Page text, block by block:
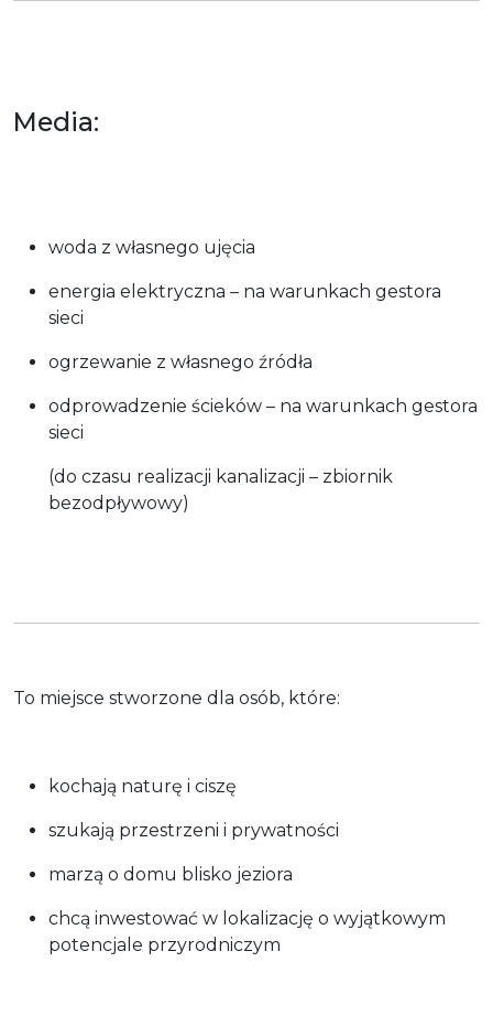
Media:
woda z własnego ujęcia
energia elektryczna – na warunkach gestora
sieci
ogrzewanie z własnego źródła
odprowadzenie ścieków – na warunkach gestora
sieci
(do czasu realizacji kanalizacji – zbiornik
bezodpływowy)
To miejsce stworzone dla osób, które:
kochają naturę i ciszę
szukają przestrzeni i prywatności
marzą o domu blisko jeziora
chcą inwestować w lokalizację o wyjątkowym
potencjale przyrodniczym